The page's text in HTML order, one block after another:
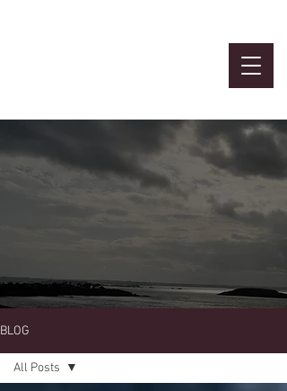
BLOG
All Posts